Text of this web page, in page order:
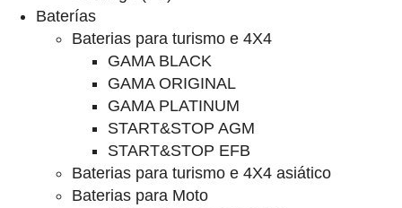
Baterías
Baterias para turismo e 4X4
GAMA BLACK
GAMA ORIGINAL
GAMA PLATINUM
START&STOP AGM
START&STOP EFB
Baterias para turismo e 4X4 asiático
Baterias para Moto